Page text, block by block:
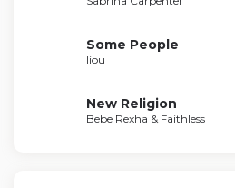
Some People
liou
New Religion
Bebe Rexha & Faithless